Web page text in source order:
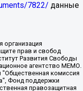
7822/ данные
Николаевна, Понасенков Евгений Николаевич, Ганапольский Матвей Юрьевич, Киселев Евгений Алексеевич, Борухович Ирина Григорьевна, Дремин Иван Тимофеевич, Дубровский Дмитрий Викторович, Красноярская региональная общественная организация поддержки и развития альтернативных образовательных технологий и межкультурных коммуникаций "ИНТЕРРА", Маяковская Екатерина Алексеевна, Фейгин Марк Захарович, Филимонов Андрей Викторович, Дзугкоева Регина Николаевна, Доброхотов Роман Александрович, Дудь Юрий Александрович, Елкин Сергей Владимирович, Кругликов Кирилл Игоревич, Сабунаева Мария Леонидовна, Семенов Алексей Владимирович, Шаинян Карен Багратович, Шульман Екатерина Михайловна, Асафьев Артур Валерьевич, Вахштайн Виктор Семенович, Венедиктов Алексей Алексеевич, Лушникова Екатерина Евгеньевна, Волков Леонид Михайлович, Невзоров Александр Глебович, Пархоменко Сергей Борисович, Сироткин Ярослав Николаевич, Кара-Мурза Владимир Владимирович, Баранова Наталья Владимировна, Гозман Леонид Яковлевич, Кагарлицкий Борис Юльевич, Климарев Михаил Валерьевич, Милов Владимир Станиславович, Автономная некоммерческая организация Краснодарский центр современного искусства "Типография", Моргенштерн Алишер Тагирович, Соболь Любовь Эдуардовна, Общество с ограниченной ответственностью "ЛИЗА НОРМ", Каспаров Гарри Кимович, Ходорковский Михаил Борисович, Общество с ограниченной ответственностью "Апрельские тезисы", Данилович Ирина Брониславовна, Кашин Олег Владимирович, Петров Николай Владимирович, Пивоваров Алексей Владимирович, Соколов Михаил Владимирович, Цветкова Юлия Владимировна, Чичваркин Евгений Александрович, Комитет против пыток/Команда против пыток, Общество с ограниченной ответственностью "Первый научный", Общество с ограниченной ответственностью "Вертолет и ко", Белоцерковская Вероника Борисовна, Кац Максим Евгеньевич, Лазарева Татьяна Юрьевна, Шаведдинов Руслан Табризович, Яшин Илья Валерьевич, Общество с ограниченной ответственностью "Иноагент ААВ", Алешковский Дмитрий Петрович, Альбац Евгения Марковна, Быков Дмитрий Львович, Галямина Юлия Евгеньевна, Лойко Сергей Леонидович, Мартынов Кирилл Константинович, Медведев Сергей Александрович, Крашенинников Федор Геннадиевич, Гордеева Катерина Вл